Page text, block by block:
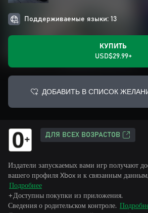
Поддерживаемые языки: 13
КУПИТЬ
USD$29.99+
ДОБАВИТЬ В СПИСОК
ДЛЯ ВСЕХ ВОЗРАСТОВ
Издатели запускаемых вами игр получают
вашего профиля Xbox и к связанным
Подробнее
+Доступны покупки из приложения.
Сведения о родительском контроле.